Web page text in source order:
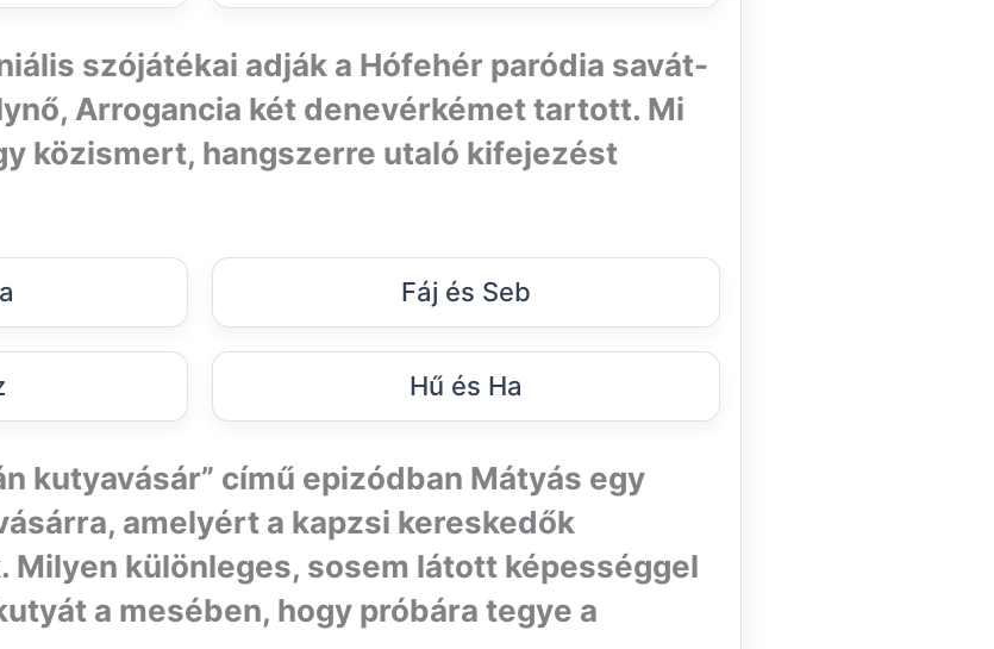
szójátékai adják a Hófehér paródia savát-
Arrogancia két denevérkémet tartott. Mi
közismert, hangszerre utaló kifejezést
Fáj és Seb
Hű és Ha
kutyavásár” című epizódban Mátyás egy
amelyért a kapzsi kereskedők
Milyen különleges, sosem látott képességgel
a mesében, hogy próbára tegye a